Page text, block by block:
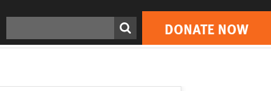
DONATE NOW
Print DONATE NOW